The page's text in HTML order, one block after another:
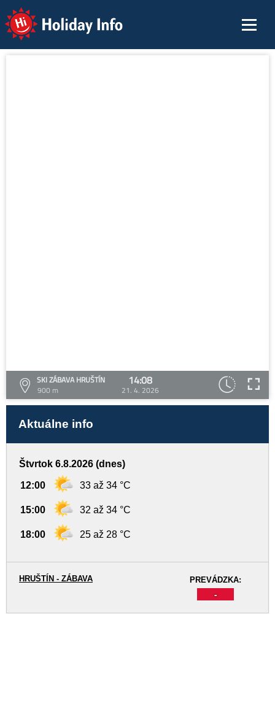
Holiday Info
SKI ZÁBAVA HRUŠTÍN
900 m
14:08
21. 4. 2026
Aktuálne info
Štvrtok 6.8.2026 (dnes)
12:00 33 až 34 °C
15:00 32 až 34 °C
18:00 25 až 28 °C
PREVÁDZKA:
-
HRUŠTÍN - ZÁBAVA